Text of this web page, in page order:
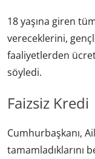
18 yaşına giren
vereceklerini,
faaliyetlerden
söyledi.
Faizsiz Kredi
Cumhurbaşkanı,
tamamladıklarını